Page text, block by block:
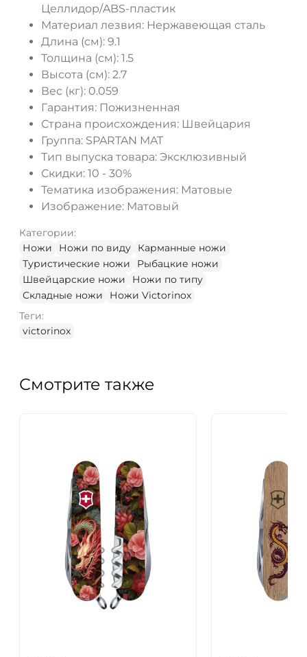
Целлидор/ABS-пластик
Материал лезвия: Нержавеющая сталь
Длина (cм): 9.1
Толщина (см): 1.5
Высота (см): 2.7
Вес (кг): 0.059
Гарантия: Пожизненная
Страна происхождения: Швейцария
Группа: SPARTAN MAT
Тип выпуска товара: Эксклюзивный
Скидки: 10 - 30%
Тематика изображения: Матовые
Изображение: Матовый
Категории:
Ножи
Ножи по виду
Карманные ножи
Туристические ножи
Рыбацкие ножи
Швейцарские ножи
Ножи по типу
Складные ножи
Ножи Victorinox
Теги:
victorinox
Смотрите также